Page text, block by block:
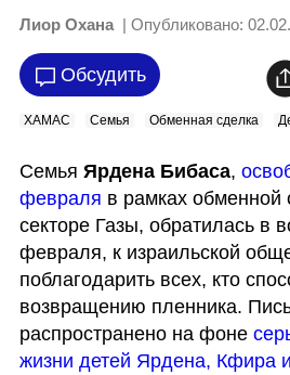
Лиор Охана | Опубликовано:
Обсудить
ХАМАС Семья Обменная сделка
Семья Ярдена Бибаса,
февраля в рамках обменной
секторе Газы, обратилась в
февраля, к израильской
поблагодарить всех, кто
возвращению пленника.
распространено на фоне
жизни детей Ярдена, Кфира